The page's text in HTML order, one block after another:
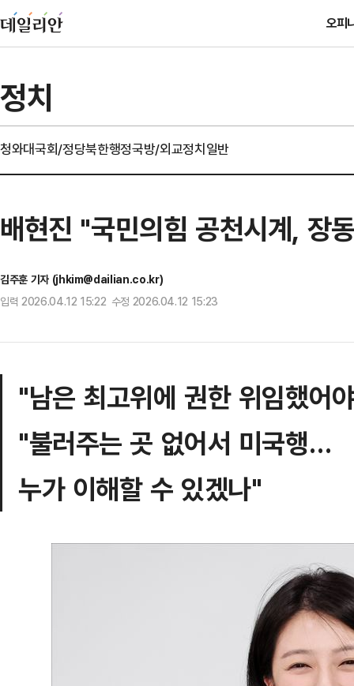
오피
정치
청와대국회/정당북한행정국방/외교정치일반
배현진 "국민의힘 공천시계, 장
김주훈 기자 (jhkim@dailian.co.kr)
입력 2026.04.12 15:22 수정 2026.04.12 15:23
"남은 최고위에 권한 위임했어
"불러주는 곳 없어서 미국행…
누가 이해할 수 있겠나"